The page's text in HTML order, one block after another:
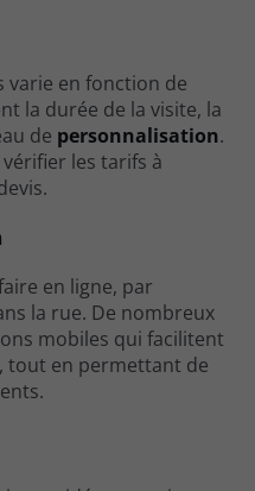
varie en fonction de
la durée de la visite, la
de personnalisation.
les tarifs à
en ligne, par
la rue. De nombreux
mobiles qui facilitent
tout en permettant de